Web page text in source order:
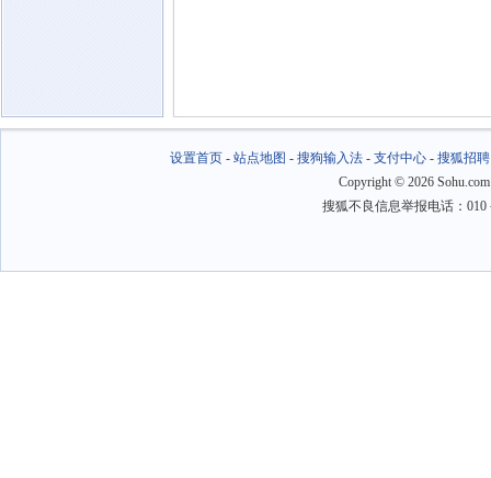
设置首页- 站点地图 - 搜狗输入法- 支付中心- 搜狐招聘
Copyright © 2026
搜狐不良信息举报电话：010